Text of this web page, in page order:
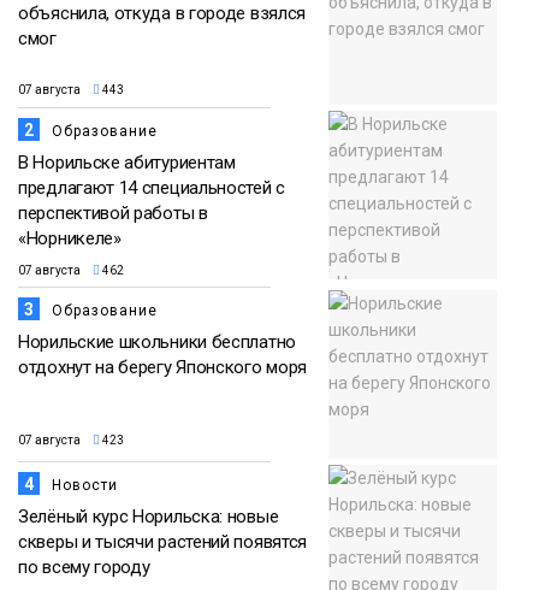
объяснила, откуда в городе взялся
смог
07 августа 443
2 Образование
В Норильске абитуриентам
предлагают 14 специальностей с
перспективой работы в
«Норникеле»
07 августа 462
3 Образование
Норильские школьники бесплатно
отдохнут на берегу Японского моря
07 августа 423
4 Новости
Зелёный курс Норильска: новые
скверы и тысячи растений появятся
по всему городу